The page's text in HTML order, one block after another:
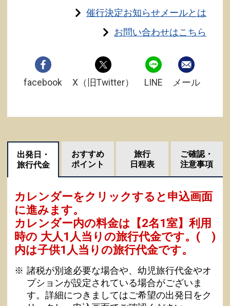
催行決定お知らせメールとは
お問い合わせはこちら
facebook X（旧Twitter） LINE メール
出発日・
旅行代金
おすすめ
ポイント
旅行
日程表
ご確認・
注意事項
カレンダーをクリックすると申込画面
に進みます。
カレンダー内の料金は 【2名1室】利用
時の 大人1人当りの旅行代金です。 ( )
内は子供1人当りの旅行代金です。
諸税が別途必要な場合や、幼児旅行代金やオ
プションが設定されている場合がございま
す。詳細につきましてはご希望の出発日をク